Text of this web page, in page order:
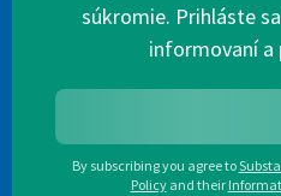
súkromie. Prihláste
informovaní a
By subscribing you agree to
Policy and their